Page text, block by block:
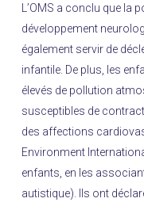
L’OMS a conclu que la
développement
également servir de
infantile. De plus, les
élevés de pollution
susceptibles de
des affections
Environment
enfants, en les
autistique). Ils ont